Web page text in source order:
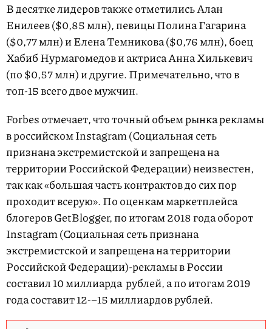
В десятке лидеров также отметились Алан
Енилеев ($0,85 млн), певицы Полина Гагарина
($0,77 млн) и Елена Темникова ($0,76 млн), боец
Хабиб Нурмагомедов и актриса Анна Хилькевич
(по $0,57 млн) и другие. Примечательно, что в
топ-15 всего двое мужчин.
Forbes отмечает, что точный объем рынка рекламы
в российском Instagram (Социальная сеть
признана экстремистской и запрещена на
территории Российской Федерации) неизвестен,
так как «большая часть контрактов до сих пор
проходит всерую». По оценкам маркетплейса
блогеров GetBlogger, по итогам 2018 года оборот
Instagram (Социальная сеть признана
экстремистской и запрещена на территории
Российской Федерации)-рекламы в России
составил 10 миллиарда рублей, а по итогам 2019
года составит 12-–15 миллиардов рублей.